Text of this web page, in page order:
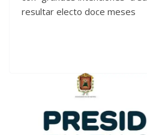
resultar electo doce meses